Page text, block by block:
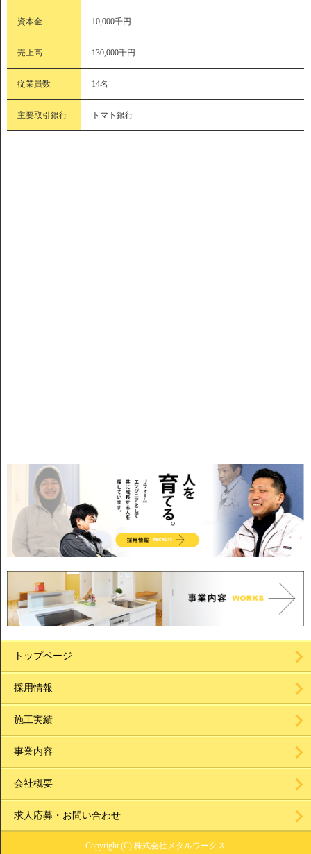
資本金 10,000千円
売上高 130,000千円
従業員数 14名
主要取引銀行 トマト銀行
トップページ
採用情報
施工実績
事業内容
会社概要
求人応募・お問い合わせ
Copyright (C) 株式会社メタルワークス